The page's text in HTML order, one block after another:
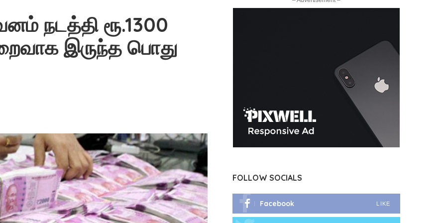
நடத்தி ரூ.1300
இருந்த பொது
FOLLOW SOCIALS
Facebook LIKE